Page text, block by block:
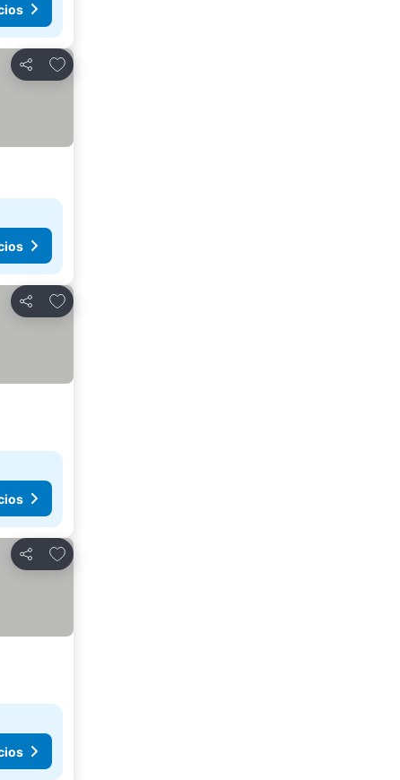
Compartir
Agregar a favoritos
Compartir
Agregar a favoritos
Compartir
Agregar a favoritos